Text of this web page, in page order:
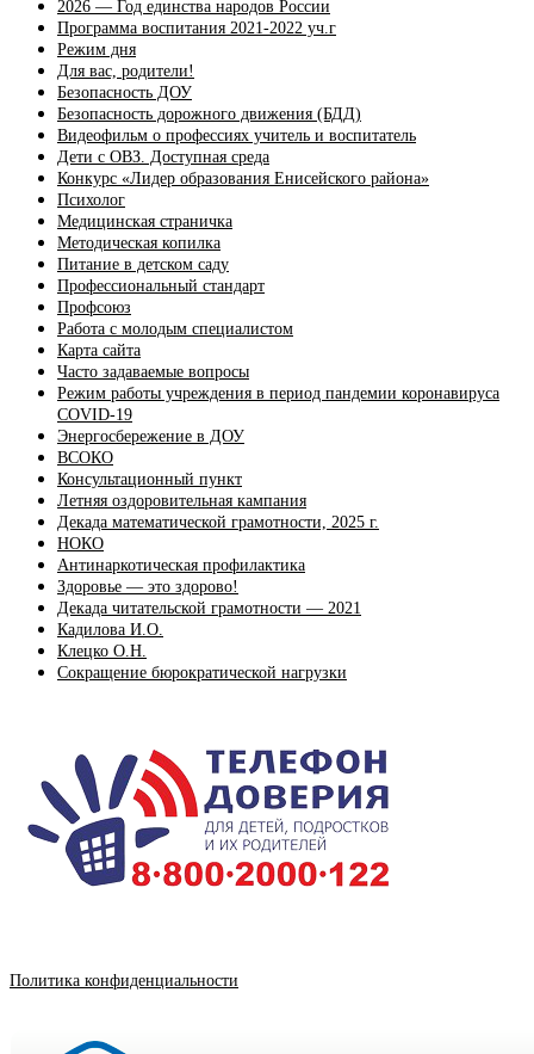
2026 — Год единства народов России
Программа воспитания 2021-2022 уч.г
Режим дня
Для вас, родители!
Безопасность ДОУ
Безопасность дорожного движения (БДД)
Видеофильм о профессиях учитель и воспитатель
Дети с ОВЗ. Доступная среда
Конкурс «Лидер образования Енисейского района»
Психолог
Медицинская страничка
Методическая копилка
Питание в детском саду
Профессиональный стандарт
Профсоюз
Работа с молодым специалистом
Карта сайта
Часто задаваемые вопросы
Режим работы учреждения в период пандемии коронавируса
COVID-19
Энергосбережение в ДОУ
ВСОКО
Консультационный пункт
Летняя оздоровительная кампания
Декада математической грамотности, 2025 г.
НОКО
Антинаркотическая профилактика
Здоровье — это здорово!
Декада читательской грамотности — 2021
Кадилова И.О.
Клецко О.Н.
Сокращение бюрократической нагрузки
Политика конфиденциальности